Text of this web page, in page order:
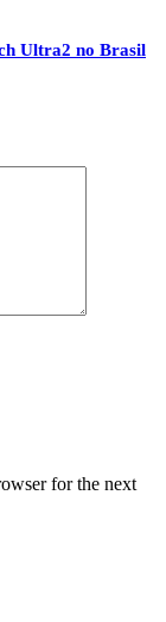
Ultra2 no Brasil
for the next